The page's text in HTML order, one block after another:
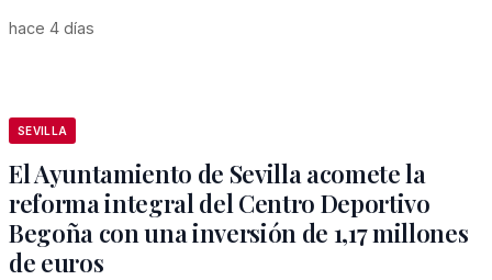
hace 4 días
SEVILLA
El Ayuntamiento de Sevilla acomete la
reforma integral del Centro Deportivo
Begoña con una inversión de 1,17 millones
de euros